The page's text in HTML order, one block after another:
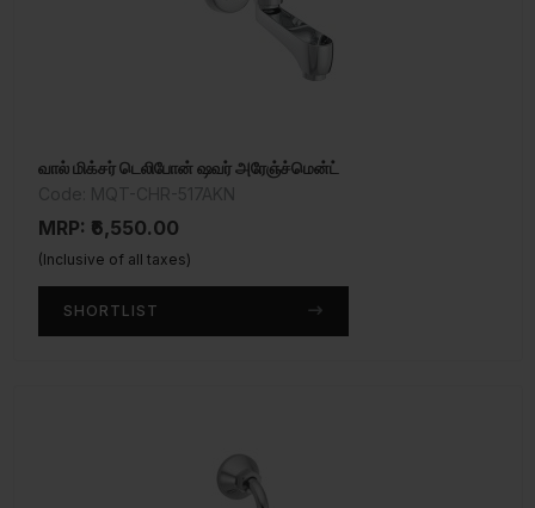
வால் மிக்சர் டெலிபோன் ஷவர் அரேஞ்ச்மென்ட்
MRP: ₹6,550.00
(Inclusive of all taxes)
SHORTLIST